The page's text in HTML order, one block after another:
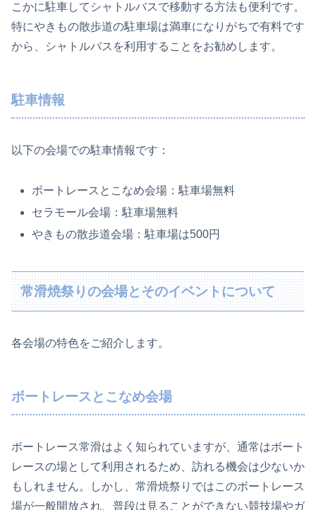
こかに駐車してシャトルバスで移動する方法も便利です。
特にやきもの散歩道の駐車場は満車になりがちで有料です
から、シャトルバスを利用することをお勧めします。
駐車情報
以下の会場での駐車情報です：
ボートレースとこなめ会場：駐車場無料
セラモール会場：駐車場無料
やきもの散歩道会場：駐車場は500円
常滑焼祭りの会場とそのイベントについて
各会場の特色をご紹介します。
ボートレースとこなめ会場
ボートレース常滑はよく知られていますが、通常はボート
レースの場として利用されるため、訪れる機会は少ないか
もしれません。しかし、常滑焼祭りではこのボートレース
場が一般開放され、普段は見ることができない競技場やガ